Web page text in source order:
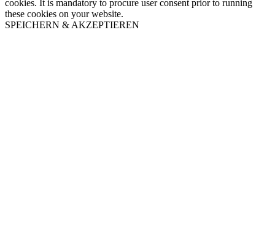
cookies. It is mandatory to procure user consent prior to running
these cookies on your website.
SPEICHERN & AKZEPTIEREN